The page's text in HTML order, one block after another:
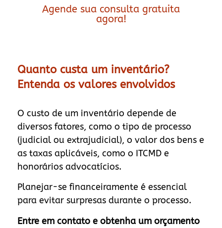
Agende sua consulta gratuita
agora!
Quanto custa um inventário?
Entenda os valores envolvidos
O custo de um inventário depende de
diversos fatores, como o tipo de processo
(judicial ou extrajudicial), o valor dos bens e
as taxas aplicáveis, como o ITCMD e
honorários advocatícios.
Planejar-se financeiramente é essencial
para evitar surpresas durante o processo.
Entre em contato e obtenha um orçamento